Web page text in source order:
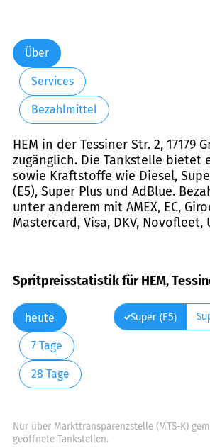
Über
Services
Bezahlmittel
HEM in der Tessiner Str. 2, 17179
zugänglich. Die Tankstelle bietet
sowie Kraftstoffe wie Diesel,
(E5), Super Plus und AdBlue.
unter anderem mit AMEX, EC,
Mastercard, Visa, DKV, Novofleet,
Spritpreisstatistik für HEM,
heute
7 Tage
28 Tage
Super (E5)
Nur über Markttransparenzstelle (MTS-K)
geöffnete Tankstellen.